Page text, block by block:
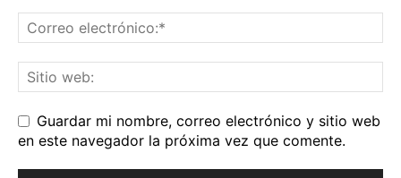
Guardar mi nombre, correo electrónico y sitio web
en este navegador la próxima vez que comente.